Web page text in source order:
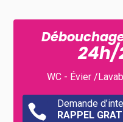
24h/
WC - Évier /

Demande
RAPPEL